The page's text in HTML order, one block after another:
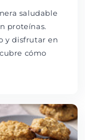
saludable
proteínas.
y disfrutar en
cómo